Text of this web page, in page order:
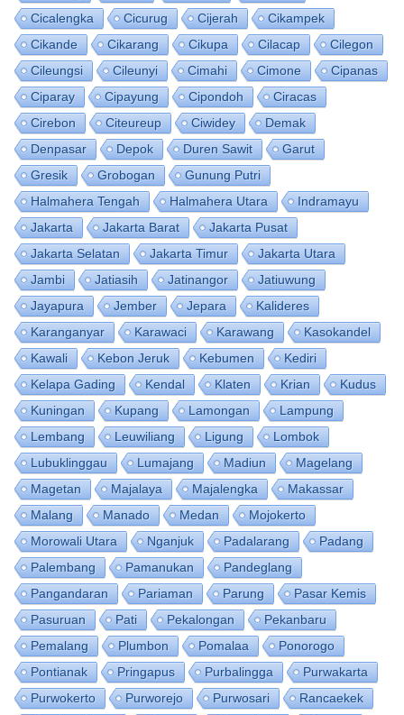
Cicalengka
Cicurug Cijerah
Cikampek
Cikande
Cikarang Cikupa Cilacap
Cilegon
Cileungsi
Cileunyi Cimahi Cimone
Cipanas
Ciparay
Cipayung Cipondoh
Ciracas
Cirebon
Citeureup Ciwidey
Demak
Denpasar
Depok Duren Sawit
Garut
Gresik
Grobogan
Gunung Putri
Halmahera Tengah
Halmahera Utara
Indramayu
Jakarta
Jakarta Barat
Jakarta Pusat
Jakarta Selatan
Jakarta Timur
Jakarta Utara
Jambi
Jatiasih Jatinangor
Jatiuwung
Jayapura
Jember Jepara
Kalideres
Karanganyar
Karawaci Karawang
Kasokandel
Kawali
Kebon Jeruk Kebumen
Kediri
Kelapa Gading
Kendal Klaten Krian
Kudus
Kuningan
Kupang Lamongan
Lampung
Lembang
Leuwiliang Ligung
Lombok
Lubuklinggau
Lumajang Madiun
Magelang
Magetan
Majalaya Majalengka
Makassar
Malang
Manado Medan
Mojokerto
Morowali Utara
Nganjuk Padalarang
Padang
Palembang
Pamanukan
Pandeglang
Pangandaran
Pariaman Parung
Pasar Kemis
Pasuruan
Pati Pekalongan
Pekanbaru
Pemalang
Plumbon Pomalaa
Ponorogo
Pontianak
Pringapus Purbalingga
Purwakarta
Purwokerto
Purworejo Purwosari
Rancaekek